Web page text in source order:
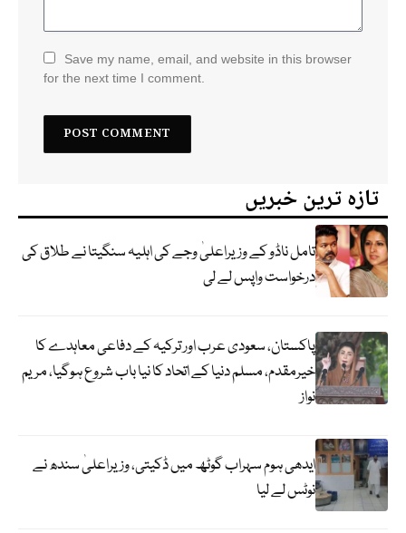
Save my name, email, and website in this browser
for the next time I comment.
تازہ ترین خبریں
تامل ناڈو کے وزیراعلیٰ وجے کی اہلیہ سنگیتا نے طلاق کی
درخواست واپس لے لی
پاکستان، سعودی عرب اور ترکیہ کے دفاعی معاہدے کا
خیرمقدم، مسلم دنیا کے اتحاد کا نیا باب شروع ہوگیا، مریم
نواز
ایدھی ہوم سہراب گوٹھ میں ڈکیتی، وزیراعلیٰ سندھ نے
نوٹس لے لیا